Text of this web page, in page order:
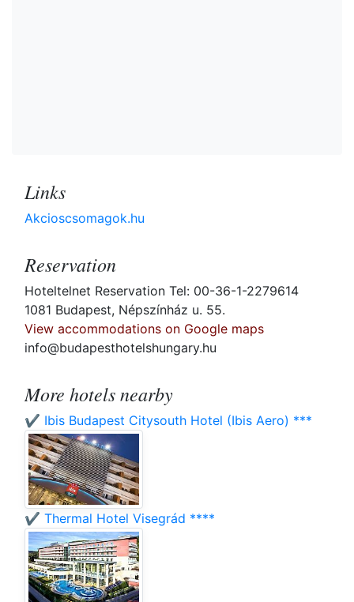
Links
Akcioscsomagok.hu
Reservation
Hoteltelnet Reservation Tel: 00-36-1-2279614
1081 Budapest, Népszínház u. 55.
View accommodations on Google maps
info@budapesthotelshungary.hu
More hotels nearby
✔️ Ibis Budapest Citysouth Hotel (Ibis Aero) ***
✔️ Thermal Hotel Visegrád ****